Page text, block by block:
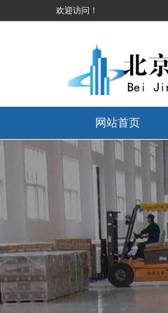
欢迎访问！
网站首页
地面硬化服务